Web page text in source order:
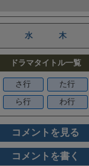
水 木
ドラマタイトル一覧
さ行 た行
ら行 わ行
コメントを見る
コメントを書く